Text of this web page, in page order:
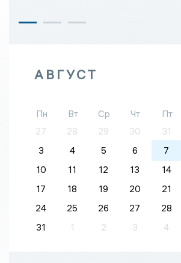
АВГУСТ
Пн Вт Ср Чт Пт
27
28 29 30 31
3
4 5 6 7
10
11 12 13 14
17
18 19 20 21
24
25 26 27 28
31
1 2 3 4